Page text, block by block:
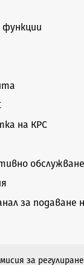
на КРС
обслужване
за подаване
за